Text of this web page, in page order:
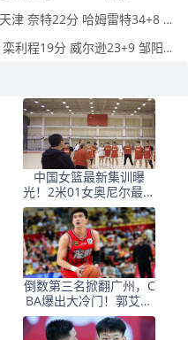
2026年01月08日 山西逆转险胜天津 奈特22分 哈姆雷特34+8 林庭谦12分
2026年01月08日 吉林逆转福建 栾利程19分 威尔逊23+9 邹阳16+13
中国女篮最新集训曝
光！2米01女奥尼尔最抢
镜，杨舒予当新核
倒数第三名掀翻广州，C
BA爆出大冷门！郭艾伦
快归队，季后赛之路全
靠他